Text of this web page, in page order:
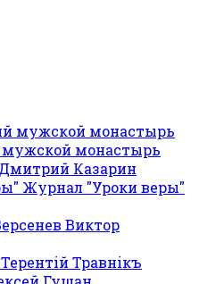
мужской монастырь
Дмитрий Казарин
Журнал "Уроки веры"
Виктор
Терентiй Травнiкъ